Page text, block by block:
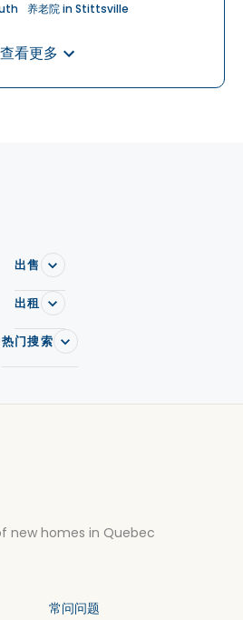
养老院 in Stittsville
查看更多
出售
出租
热门搜索
new homes in Quebec
常问问题